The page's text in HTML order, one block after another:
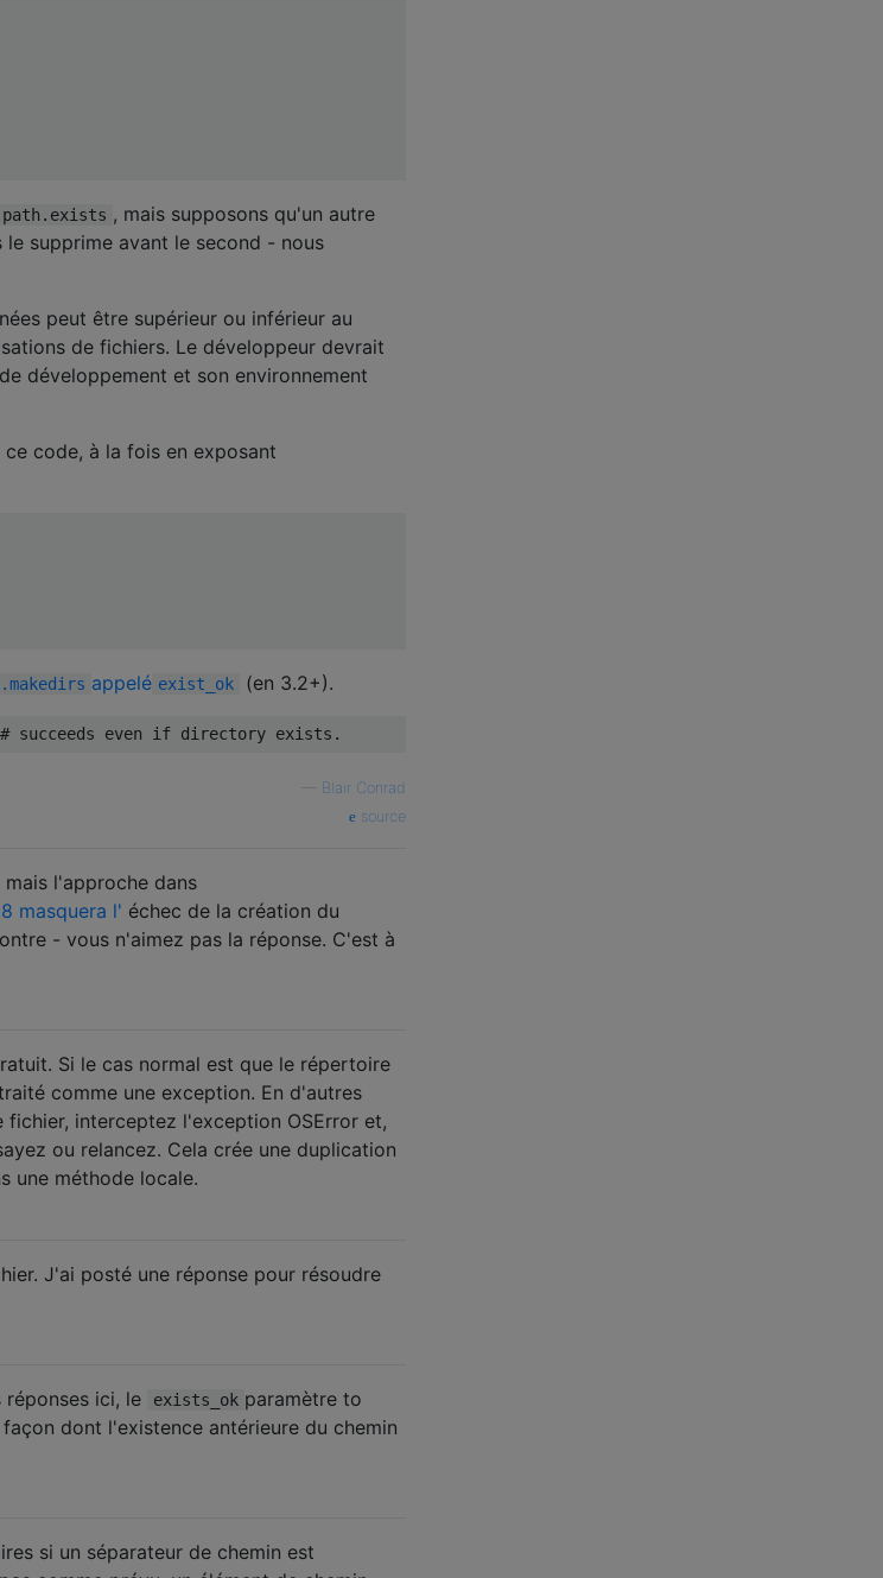
, mais supposons qu'un autre
supprime avant le second - nous
peut être supérieur ou inférieur au
de fichiers. Le développeur devrait
développement et son environnement
code, à la fois en exposant
appelé exist_ok (en 3.2+).
# succeeds even if directory exists.
Blair Conrad
source
l'approche dans
masquera l' échec de la création du
- vous n'aimez pas la réponse. C'est à
Si le cas normal est que le répertoire
comme une exception. En d'autres
interceptez l'exception OSError et,
ou relancez. Cela crée une duplication
une méthode locale.
J'ai posté une réponse pour résoudre
ici, le exists_ok paramètre to
dont l'existence antérieure du chemin
si un séparateur de chemin est